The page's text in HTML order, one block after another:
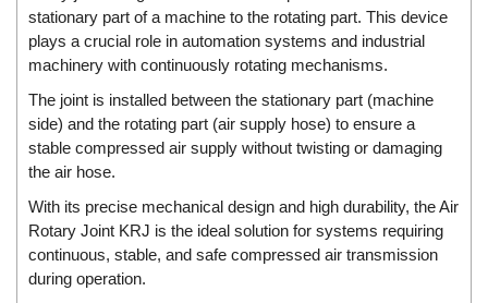
Dongdo Tech
Donghwa Valve
Dongkun
Dosing Pump
DR. NEUMANN Peltier-Technik
Driesen Kern
Dropsa Vietnam
Druck
stationary part of a machine to the rotating part. This device
plays a crucial role in automation systems and industrial
machinery with continuously rotating mechanisms.
The joint is installed between the stationary part (machine
side) and the rotating part (air supply hose) to ensure a
stable compressed air supply without twisting or damaging
the air hose.
With its precise mechanical design and high durability, the Air
Rotary Joint KRJ is the ideal solution for systems requiring
continuous, stable, and safe compressed air transmission
during operation.